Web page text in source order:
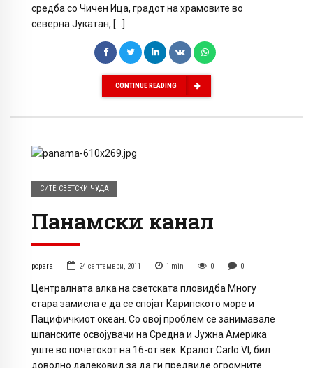
средба со Чичен Ица, градот на храмовите во
северна Јукатан, […]
CONTINUE READING
СИТЕ СВЕТСКИ ЧУДА
Панамски канал
popara 24 септември, 2011 1 min 0 0
Централната алка на светската пловидба Многу
стара замисла е да се спојат Карипското море и
Пацифичкиот океан. Со овој проблем се занимавале
шпанските освојувачи на Средна и Јужна Америка
уште во почетокот на 16-от век. Кралот Carlo VI, бил
доволно далековид за да ги предвиде огромните